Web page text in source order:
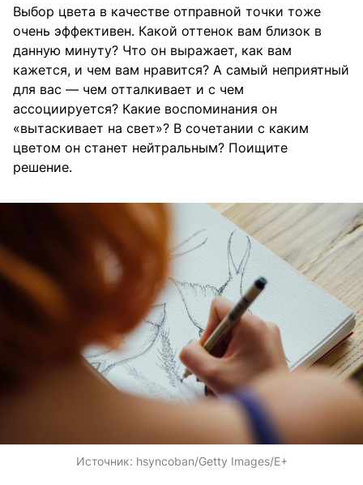
Выбор цвета в качестве отправной точки тоже
очень эффективен. Какой оттенок вам близок в
данную минуту? Что он выражает, как вам
кажется, и чем вам нравится? А самый неприятный
для вас — чем отталкивает и с чем
ассоциируется? Какие воспоминания он
«вытаскивает на свет»? В сочетании с каким
цветом он станет нейтральным? Поищите
решение.
Источник: hsyncoban/Getty Images/E+